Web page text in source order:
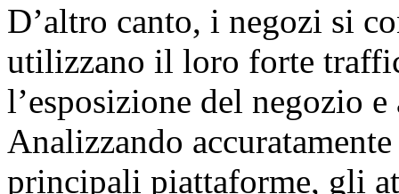
D’altro canto, i negozi si
utilizzano il loro forte
l’esposizione del negozio
Analizzando
principali piattaforme, gli